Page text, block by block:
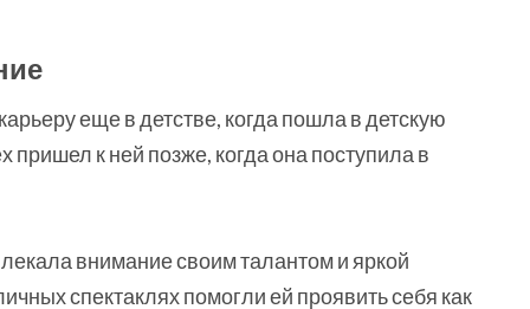
еще в детстве, когда пошла в детскую
к ней позже, когда она поступила в
внимание своим талантом и яркой
спектаклях помогли ей проявить себя как